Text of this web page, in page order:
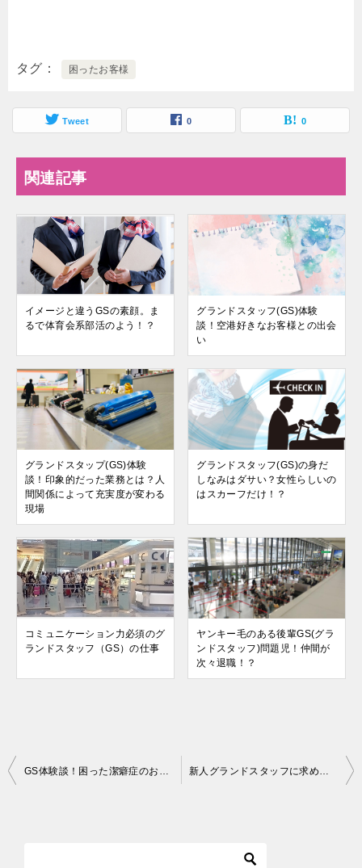
タグ 困ったお客様
Tweet 0 0
関連記事
イメージと違うGSの素顔。ま
るで体育会系部活のよう！？
グランドスタッフ(GS)体験
談！空港好きなお客様との出会
い
グランドスタップ(GS)体験
談！印象的だった業務とは？人
間関係によって充実度が変わる
現場
グランドスタッフ(GS)の身だ
しなみはダサい？女性らしいの
はスカーフだけ！？
コミュニケーション力必須のグ
ランドスタッフ（GS）の仕事
ヤンキー毛のある後輩GS(グラ
ンドスタッフ)問題児！仲間が
次々退職！？
投
GS体験談！困った潔癖症のお客様…開放されたのは出会ってから2年後 新人グランドスタッフに求められることとは？